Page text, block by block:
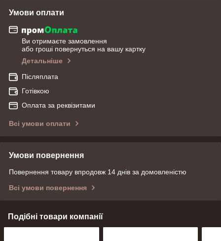
Умови оплати
Ви отримаєте замовлення
або гроші повернуться на вашу картку
Детальніше
Післяплата
Готівкою
Оплата за реквізитами
Всі умови оплати
Умови повернення
Повернення товару впродовж 14 днів за домовленістю
Всі умови повернення
Подібні товари компанії